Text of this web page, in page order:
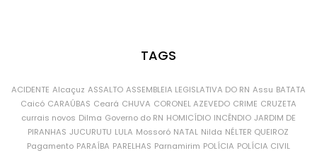
TAGS
ACIDENTE Alcaçuz ASSALTO ASSEMBLEIA LEGISLATIVA DO RN Assu BATATA
Caicó CARAÚBAS Ceará CHUVA CORONEL AZEVEDO CRIME CRUZETA
currais novos Dilma Governo do RN HOMICÍDIO INCÊNDIO JARDIM DE
PIRANHAS JUCURUTU LULA Mossoró NATAL Nilda NÉLTER QUEIROZ
Pagamento PARAÍBA PARELHAS Parnamirim POLÍCIA POLÍCIA CIVIL